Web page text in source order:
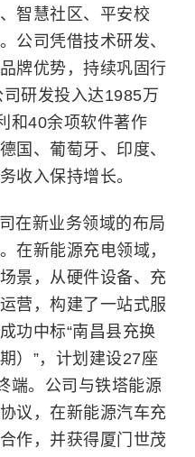
、智慧社区、平安校
公司凭借技术研发、
牌优势，持续巩固行
研发投入达1985万
和40余项软件著作
国、葡萄牙、印度、
收入保持增长。
在新业务领域的布局
在新能源充电领域，
景，从硬件设备、充
营，构建了一站式服
功中标“南昌县充换
）”，计划建设27座
端。公司与铁塔能源
议，在新能源汽车充
作，并获得厦门世茂